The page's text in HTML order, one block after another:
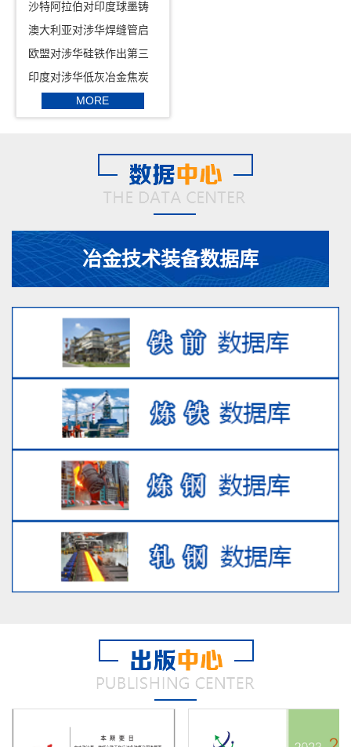
沙特阿拉伯对印度球墨铸
铁...
澳大利亚对涉华焊缝管启
动...
欧盟对涉华硅铁作出第三
次...
印度对涉华低灰冶金焦炭
征...
MORE
冶金技术装备数据库